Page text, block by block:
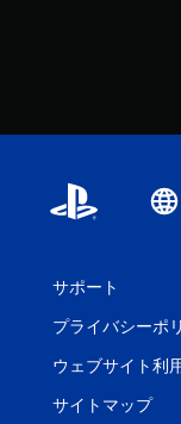
サポート
プライバシーポ
ウェブサイト利
サイトマップ